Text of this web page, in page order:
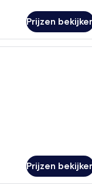
Prijzen
kluis op de kamer, een
Prijzen